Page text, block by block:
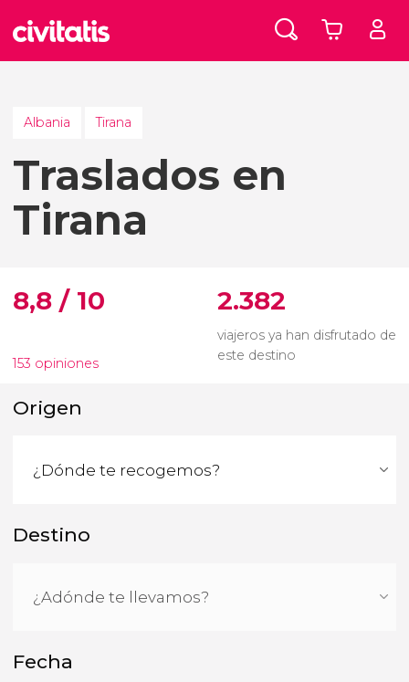
Albania Tirana
Traslados en
Tirana
8,8 / 10
153 opiniones
2.382
viajeros ya han disfrutado de
este destino
Origen
Destino
Fecha